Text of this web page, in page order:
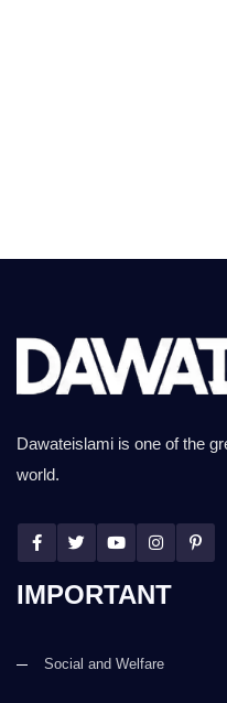
Dawateislami is one of the
world.
IMPORTANT
Social and Welfare